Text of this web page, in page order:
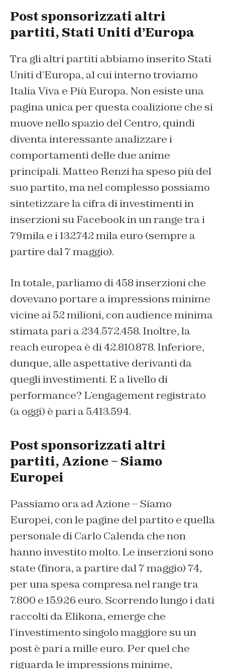
Post sponsorizzati altri
partiti, Stati Uniti d’Europa
Tra gli altri partiti abbiamo inserito Stati
Uniti d’Europa, al cui interno troviamo
Italia Viva e Più Europa. Non esiste una
pagina unica per questa coalizione che si
muove nello spazio del Centro, quindi
diventa interessante analizzare i
comportamenti delle due anime
principali. Matteo Renzi ha speso più del
suo partito, ma nel complesso possiamo
sintetizzare la cifra di investimenti in
inserzioni su Facebook in un range tra i
79mila e i 132.742 mila euro (sempre a
partire dal 7 maggio).
In totale, parliamo di 458 inserzioni che
dovevano portare a impressions minime
vicine ai 52 milioni, con audience minima
stimata pari a 234.572.458. Inoltre, la
reach europea è di 42.810.878. Inferiore,
dunque, alle aspettative derivanti da
quegli investimenti. E a livello di
performance? L’engagement registrato
(a oggi) è pari a 5.413.594.
Post sponsorizzati altri
partiti, Azione – Siamo
Europei
Passiamo ora ad Azione – Siamo
Europei, con le pagine del partito e quella
personale di Carlo Calenda che non
hanno investito molto. Le inserzioni sono
state (finora, a partire dal 7 maggio) 74,
per una spesa compresa nel range tra
7.800 e 15.926 euro. Scorrendo lungo i dati
raccolti da Elikona, emerge che
l’investimento singolo maggiore su un
post è pari a mille euro. Per quel che
riguarda le impressions minime,